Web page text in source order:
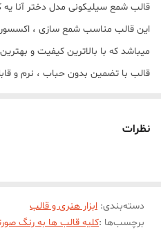
قالب شمع سیلیکونی مدل دختر آنا
این قالب مناسب شمع سازی ،
میباشد که با بالاترین کیفیت و
قالب با تضمین بدون حباب ، نرم و
نظرات
دسته‌بندی: ابزار هنری و قالب
برچسب‌ها :کلیه قالب ها به رنگ